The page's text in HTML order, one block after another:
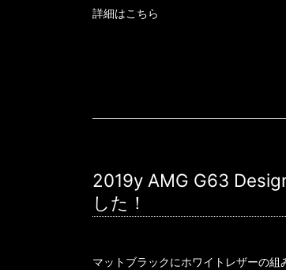
詳細はこちら
2019y AMG G63
した！
マットブラックにホワイトレザーの組